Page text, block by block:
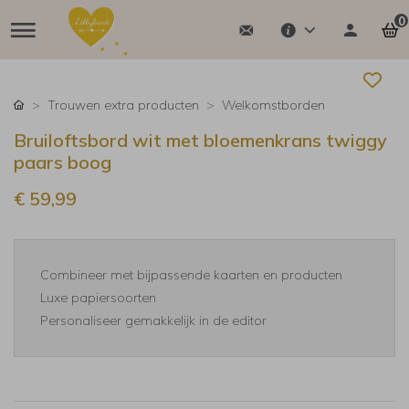
0
Trouwen extra producten Welkomstborden
Bruiloftsbord wit met bloemenkrans twiggy
paars boog
€ 59,99
Combineer met bijpassende kaarten en producten
Luxe papiersoorten
Personaliseer gemakkelijk in de editor